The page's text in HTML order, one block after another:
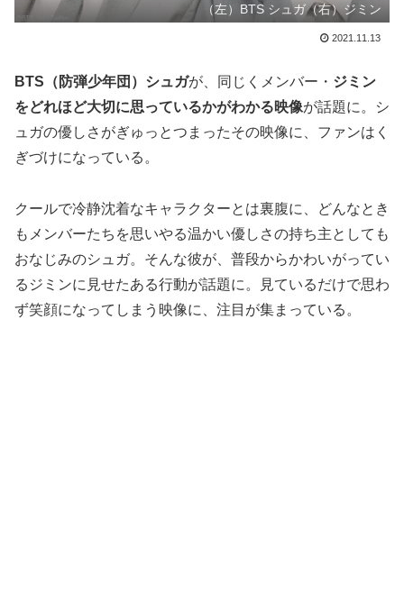
（左）BTS シュガ（右）ジミン
2021.11.13
BTS（防弾少年団）シュガが、同じくメンバー・ ジミン
をどれほど大切に思っているかがわかる映像が話題に。シ
ュガの優しさがぎゅっとつまったその映像に、ファンはく
ぎづけになっている。
クールで冷静沈着なキャラクターとは裏腹に、どんなとき
もメンバーたちを思いやる温かい優しさの持ち主としても
おなじみのシュガ。そんな彼が、普段からかわいがってい
るジミンに見せたある行動が話題に。見ているだけで思わ
ず笑顔になってしまう映像に、注目が集まっている。